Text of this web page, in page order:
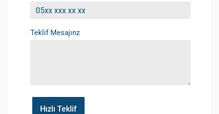
Teklif Mesajınz
Hızlı Teklif